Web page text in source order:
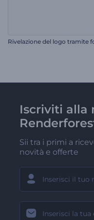
Iscriviti alla
Sii tra i primi a
novità e offerte